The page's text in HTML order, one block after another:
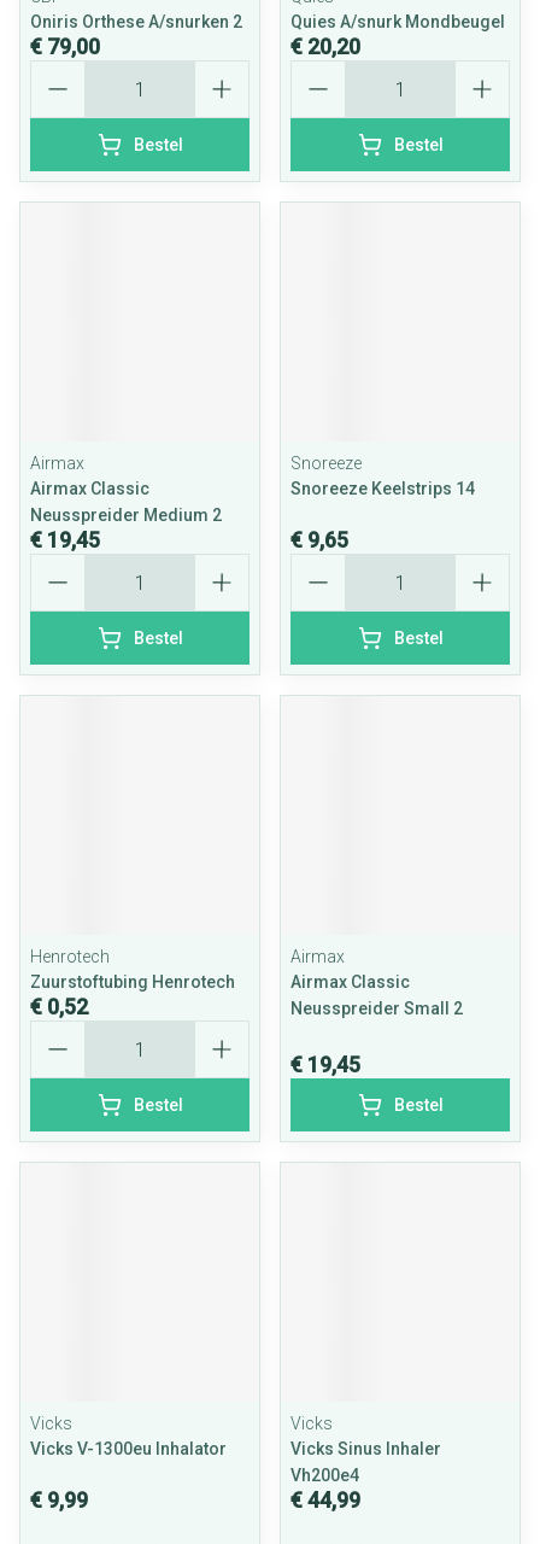
Oniris Orthese A/snurken 2
€ 79,00
Bestel
Quies A/snurk Mondbeugel
€ 20,20
Bestel
Airmax
Airmax Classic
Neusspreider Medium 2
€ 19,45
Bestel
Snoreeze
Snoreeze Keelstrips 14
€ 9,65
Bestel
Henrotech
Zuurstoftubing Henrotech
€ 0,52
Bestel
Airmax
Airmax Classic
Neusspreider Small 2
€ 19,45
Bestel
Vicks
Vicks V-1300eu Inhalator
€ 9,99
Vicks
Vicks Sinus Inhaler
Vh200e4
€ 44,99